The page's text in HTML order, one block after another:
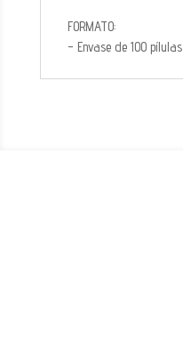
FORMATO:
- Envase de 100 pílulas